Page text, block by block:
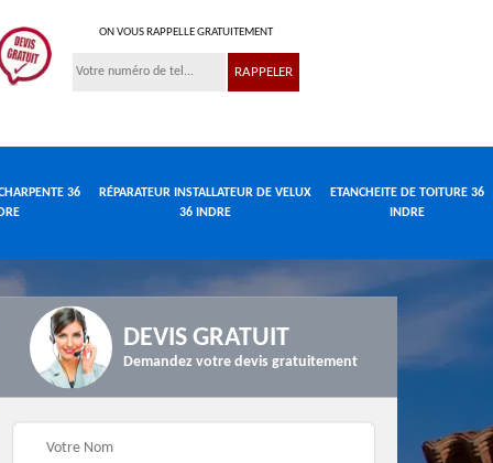
ON VOUS RAPPELLE GRATUITEMENT
36
RÉPARATEUR INSTALLATEUR DE VELUX
36 INDRE
ETANCHEITE DE TOITURE 36
INDRE
Travaux de charpente
36 Indre
Réparateur
DEVIS GRATUIT
Demandez votre devis gratuitement